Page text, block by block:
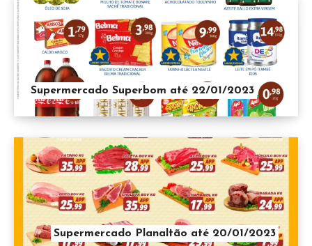
Supermercado Superbom até 22/01/2023
Supermercado Planaltão até 20/01/2023